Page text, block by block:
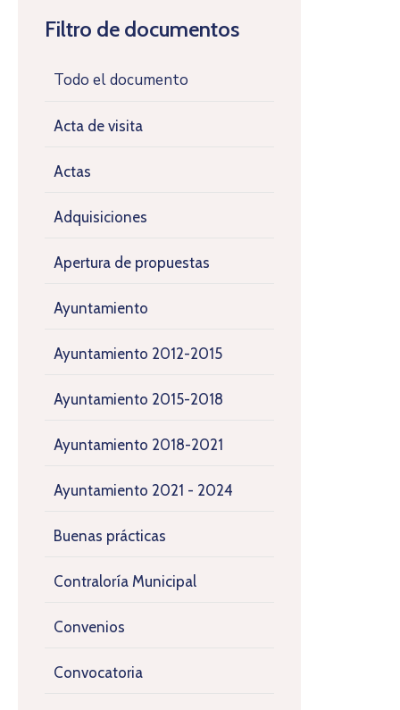
Filtro de documentos
Todo el documento
Acta de visita
Actas
Adquisiciones
Apertura de propuestas
Ayuntamiento
Ayuntamiento 2012-2015
Ayuntamiento 2015-2018
Ayuntamiento 2018-2021
Ayuntamiento 2021 - 2024
Buenas prácticas
Contraloría Municipal
Convenios
Convocatoria